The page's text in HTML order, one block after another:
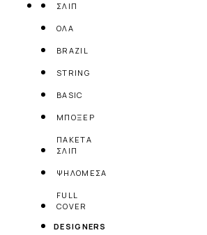
ΣΛΙΠ
ΟΛΑ
BRAZIL
STRING
BASIC
ΜΠΟΞΕΡ
ΠΑΚΕΤΑ
ΣΛΙΠ
ΨΗΛΟΜΕΣΑ
FULL
COVER
DESIGNERS